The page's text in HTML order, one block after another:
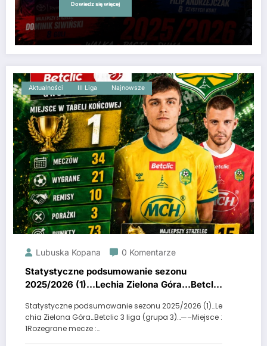
Dowiedz się więcej
Aktualności III Liga Najnowsze
Lubuska Kopana 0 Komentarze
Statystyczne podsumowanie sezonu
2025/2026 (1)…Lechia Zielona Góra…Betclic
Statystyczne podsumowanie sezonu 2025/2026 (1)…Le
chia Zielona Góra…Betclic 3 liga (grupa 3)…—–Miejsce :
1Rozegrane mecze :…